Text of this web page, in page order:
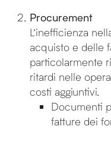
Procurement
L’inefficienza
acquisto e delle
particolarmente
ritardi nelle
costi aggiuntivi.
Documenti
fatture dei